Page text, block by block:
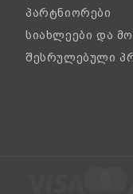
პარტნიორები
სიახლეები და
შესრულებული